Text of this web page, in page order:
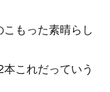
もった素晴らし
これだっていう